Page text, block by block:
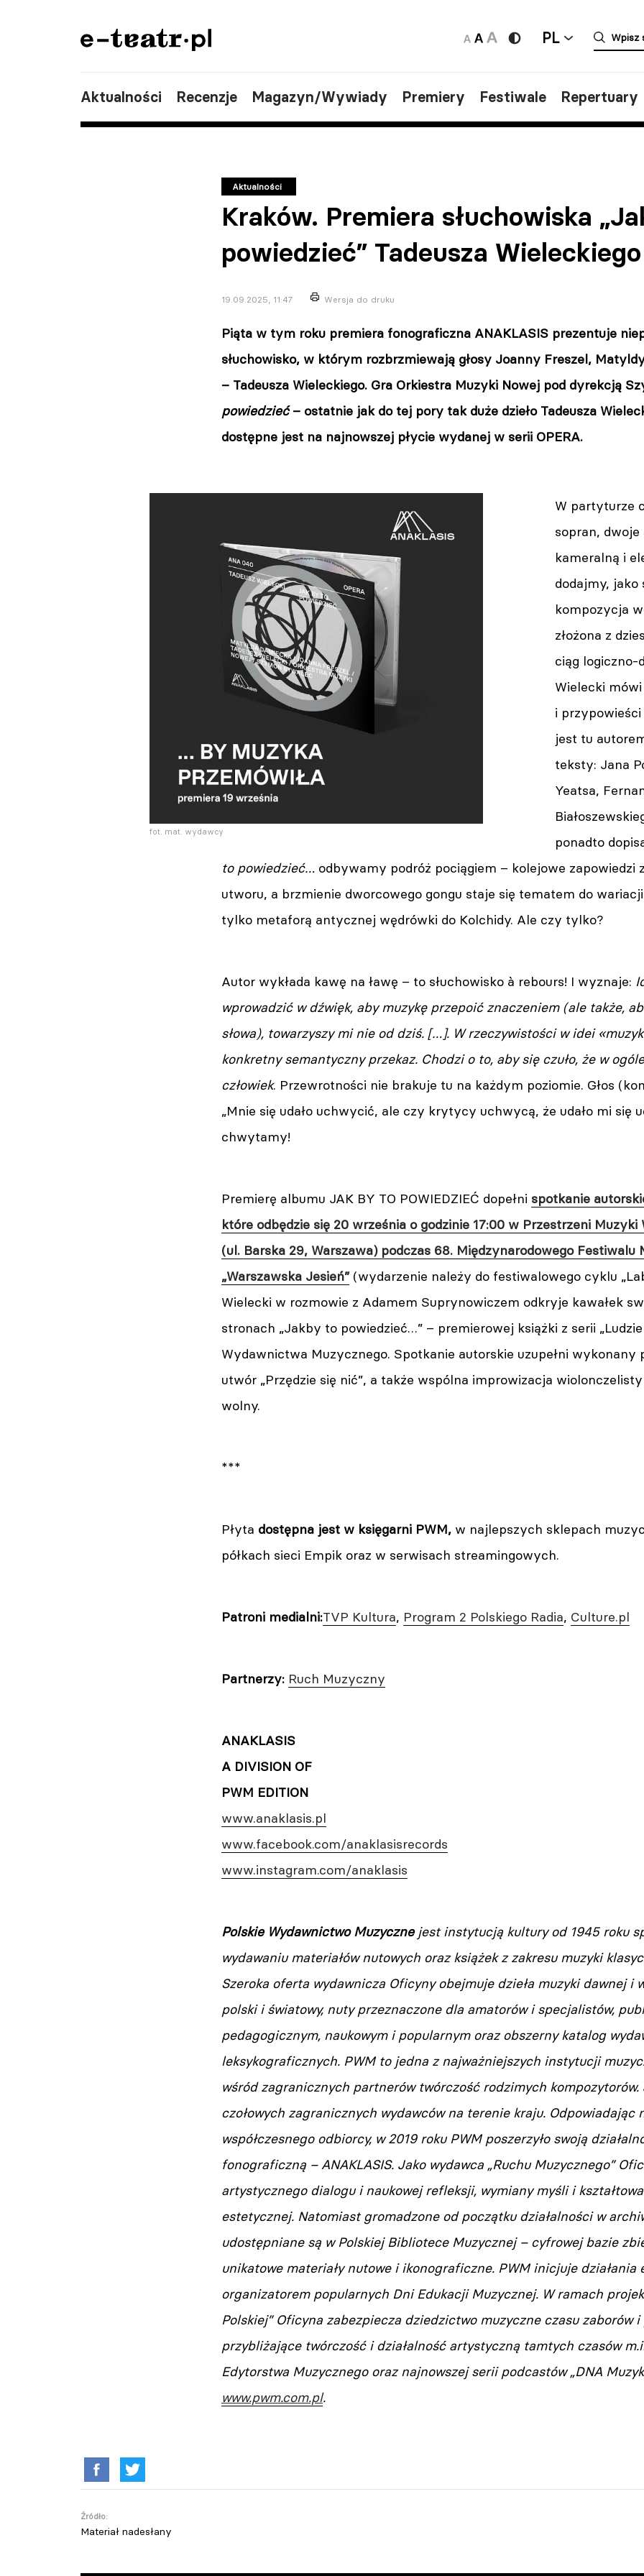
PL
Aktualności Recenzje Magazyn/Wywiady Premiery Festiwale Repertuary
Aktualności
Kraków. Premiera słuchowiska
powiedzieć” Tadeusza
19.09.2025, 11:47 Wersja do druku
Piąta w tym roku premiera fonograficzna ANAKLASIS prezentuje
słuchowisko, w którym rozbrzmiewają głosy Joanny Freszel,
– Tadeusza Wieleckiego. Gra Orkiestra Muzyki Nowej pod dyrekcją
powiedzieć– ostatnie jak do tej pory tak duże dzieło Tadeusza
dostępne jest na najnowszej płycie wydanej w serii OPERA.
fot. mat. wydawcy
W partyturze
sopran,
kameralną i
dodajmy, jako
kompozycja
złożona z
ciąg logiczno-
Wielecki mówi
i
jest tu
teksty: Jana
Yeatsa,
ponadto
to powiedzieć… odbywamy podróż pociągiem – kolejowe zapowiedzi
utworu, a brzmienie dworcowego gongu staje się tematem do
tylko metaforą antycznej wędrówki do Kolchidy. Ale czy tylko?
Autor wykłada kawę na ławę – to słuchowisko à rebours! I wyznaje:
wprowadzić w dźwięk, aby muzykę przepoić znaczeniem (ale także,
słowa), towarzyszy mi nie od dziś. […]. W rzeczywistości w idei
konkretny semantyczny przekaz. Chodzi o to, aby się czuło, że w
człowiek. Przewrotności nie brakuje tu na każdym poziomie. Głos
„Mnie się udało uchwycić, ale czy krytycy uchwycą, że udało mi się
chwytamy!
Premierę albumu JAK BY TO POWIEDZIEĆ dopełni spotkanie
które odbędzie się 20 września o godzinie 17:00 w Przestrzeni Muzyki
(ul. Barska 29, Warszawa) podczas 68. Międzynarodowego Festiwalu
„Warszawska Jesień”(wydarzenie należy do festiwalowego cyklu
Wielecki w rozmowie z Adamem Suprynowiczem odkryje kawałek
stronach „Jakby to powiedzieć…” – premierowej książki z serii
Wydawnictwa Muzycznego. Spotkanie autorskie uzupełni wykonany
utwór „Przędzie się nić”, a także wspólna improwizacja
wolny.
***
Płyta dostępna jest w księgarni PWM, w najlepszych sklepach
półkach sieci Empik oraz w serwisach streamingowych.
Patroni medialni:TVP Kultura, Program 2 Polskiego Radia, Culture.pl
Partnerzy: Ruch Muzyczny
ANAKLASIS
A DIVISION OF
PWM EDITION
www.anaklasis.pl
www.facebook.com/anaklasisrecords
www.instagram.com/anaklasis
Polskie Wydawnictwo Muzycznejest instytucją kultury od 1945 roku
wydawaniu materiałów nutowych oraz książek z zakresu muzyki
Szeroka oferta wydawnicza Oficyny obejmuje dzieła muzyki dawnej i
polski i światowy, nuty przeznaczone dla amatorów i specjalistów,
pedagogicznym, naukowym i popularnym oraz obszerny katalog
leksykograficznych. PWM to jedna z najważniejszych instytucji
wśród zagranicznych partnerów twórczość rodzimych
czołowych zagranicznych wydawców na terenie kraju. Odpowiadając
współczesnego odbiorcy, w 2019 roku PWM poszerzyło swoją
fonograficzną – ANAKLASIS. Jako wydawca „Ruchu Muzycznego”
artystycznego dialogu i naukowej refleksji, wymiany myśli i
estetycznej. Natomiast gromadzone od początku działalności w
udostępniane są w Polskiej Bibliotece Muzycznej – cyfrowej bazie
unikatowe materiały nutowe i ikonograficzne. PWM inicjuje działania
organizatorem popularnych Dni Edukacji Muzycznej. W ramach
Polskiej” Oficyna zabezpiecza dziedzictwo muzyczne czasu zaborów
przybliżające twórczość i działalność artystyczną tamtych czasów
Edytorstwa Muzycznego oraz najnowszej serii podcastów „DNA
www.pwm.com.pl.
Źródło:
Materiał nadesłany